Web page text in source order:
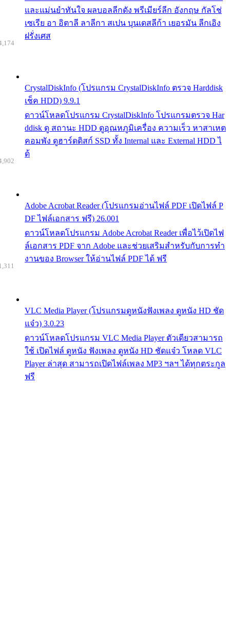
และแม่นยำทันใจ ผลบอลลีกดัง พรีเมียร์ลีก อังกฤษ กัลโช่
เซเรีย อา อิตาลี ลาลีกา สเปน บุนเดสลีก้า เยอรมัน ลีกเอิง
ฝรั่งเศส
CrystalDiskInfo (โปรแกรม CrystalDiskInfo ตรวจ Harddisk
เช็ค HDD) 9.9.1
ดาวน์โหลดโปรแกรม CrystalDiskInfo โปรแกรมตรวจ Har
ddisk ดู สถานะ HDD ดูอุณหภูมิเครื่อง ความเร็ว หาสาเหต
คอมพัง ดูฮาร์ดดิสก์ SSD ทั้ง Internal และ External HDD ไ
ด้
Adobe Acrobat Reader (โปรแกรมอ่านไฟล์ PDF เปิดไฟล์ P
DF ไฟล์เอกสาร ฟรี) 26.001
ดาวน์โหลดโปรแกรม Adobe Acrobat Reader เพื่อไว้เปิดไฟ
ล์เอกสาร PDF จาก Adobe และช่วยเสริมสำหรับกับการทำ
งานของ Browser ให้อ่านไฟล์ PDF ได้ ฟรี
VLC Media Player (โปรแกรมดูหนังฟังเพลง ดูหนัง HD ชัด
แจ๋ว) 3.0.23
ดาวน์โหลดโปรแกรม VLC Media Player ตัวเดียวสามารถ
ใช้ เปิดไฟล์ ดูหนัง ฟังเพลง ดูหนัง HD ชัดแจ๋ว โหลด VLC
Player ล่าสุด สามารถเปิดไฟล์เพลง MP3 ฯลฯ ได้ทุกตระกูล
ฟรี